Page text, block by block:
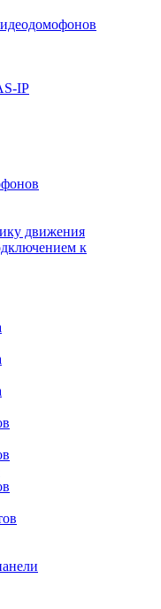
IP
движения
к